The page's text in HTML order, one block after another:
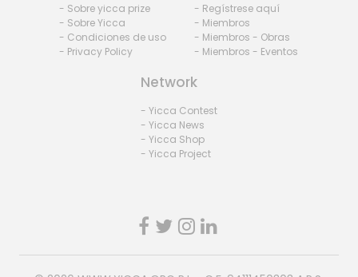
- Sobre yicca prize
- Sobre Yicca
- Condiciones de uso
- Privacy Policy
- Regístrese aquí
- Miembros
- Miembros - Obras
- Miembros - Eventos
Network
- Yicca Contest
- Yicca News
- Yicca Shop
- Yicca Project